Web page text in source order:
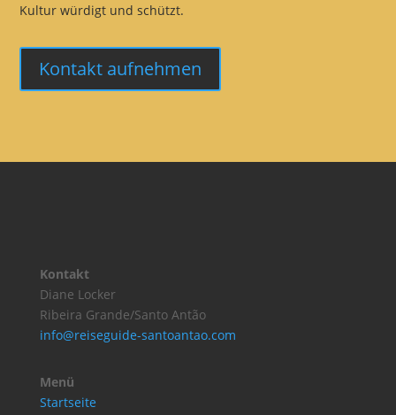
Kultur würdigt und schützt.
Kontakt aufnehmen
Kontakt
Diane Locker
Ribeira Grande/Santo Antão
info@reiseguide-santoantao.com
Menü
Startseite